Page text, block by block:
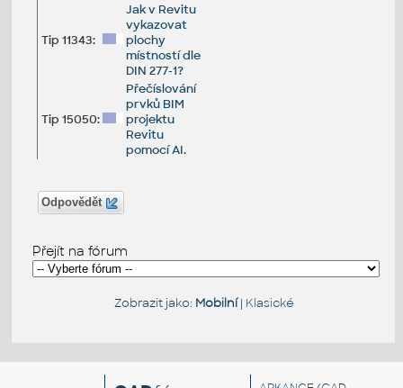
Tip 11343:
Jak v Revitu
vykazovat
plochy
místností dle
DIN 277-1?
Tip 15050:
Přečíslování
prvků BIM
projektu
Revitu
pomocí AI.
Odpovědět
Přejít na fórum
Zobrazit jako: Mobilní| Klasické